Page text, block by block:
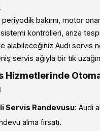
periyodik bakımı, motor
kontrolleri, arıza
alabileceğiniz Audi servis
servis ağıyla bir tık
Hizmetlerinde
Servis Randevusu: Audi
alma fırsatı.